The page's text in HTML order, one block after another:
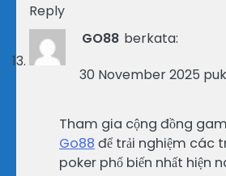
Reply
GO88 berkata:
30 November 2025
Tham gia cộng đồng
Go88 để trải nghiệm các
poker phổ biến nhất hiện